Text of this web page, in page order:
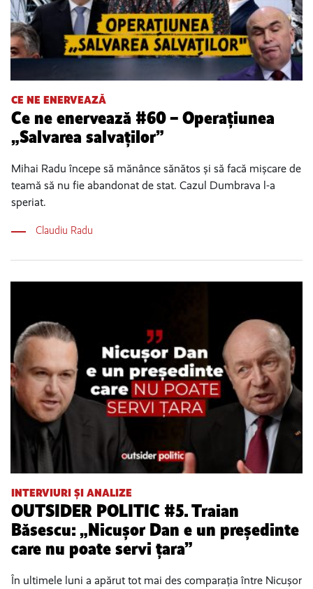
CE NE ENERVEAZĂ
Ce ne enervează #60 – Operațiunea
„Salvarea salvaților”
Mihai Radu începe să mănânce sănătos și să facă mișcare de
teamă să nu fie abandonat de stat. Cazul Dumbrava l-a
speriat.
Claudiu Radu
INTERVIURI ȘI ANALIZE
OUTSIDER POLITIC #5. Traian
Băsescu: „Nicușor Dan e un președinte
care nu poate servi țara”
În ultimele luni a apărut tot mai des comparația între Nicușor